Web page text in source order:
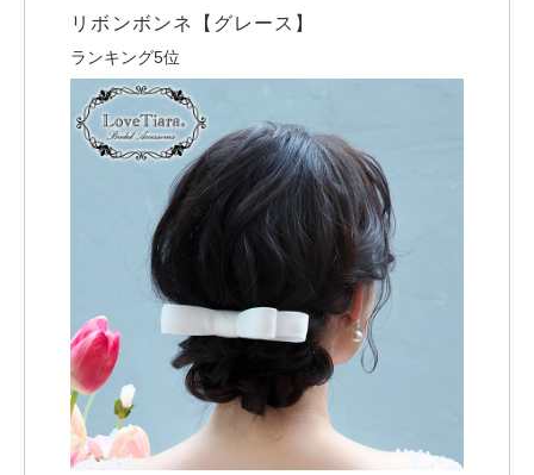
リボンボンネ【グレース】
ランキング5位